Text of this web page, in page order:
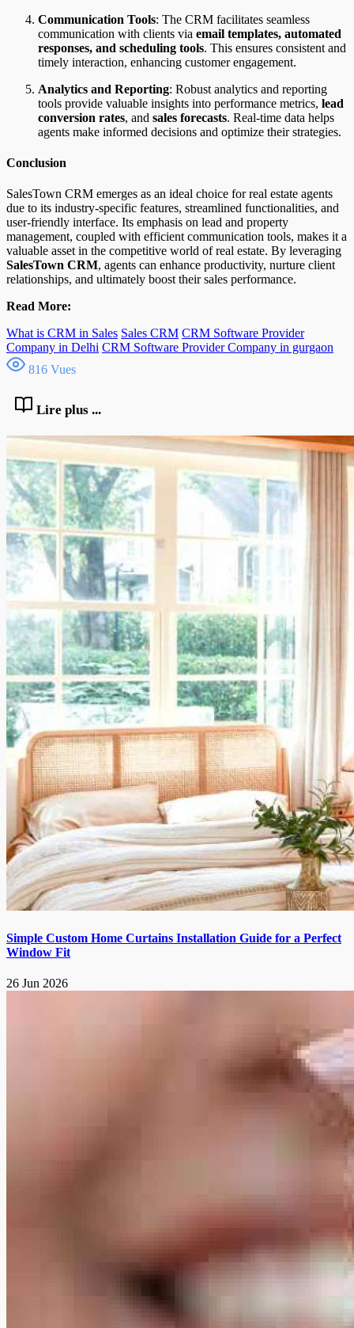
Communication Tools: The CRM facilitates seamless
communication with clients via email templates, automated
responses, and scheduling tools. This ensures consistent and
timely interaction, enhancing customer engagement.
Analytics and Reporting: Robust analytics and reporting
tools provide valuable insights into performance metrics, lead
conversion rates, and sales forecasts. Real-time data helps
agents make informed decisions and optimize their strategies.
Conclusion
SalesTown CRM emerges as an ideal choice for real estate agents
due to its industry-specific features, streamlined functionalities, and
user-friendly interface. Its emphasis on lead and property
management, coupled with efficient communication tools, makes it a
valuable asset in the competitive world of real estate. By leveraging
SalesTown CRM, agents can enhance productivity, nurture client
relationships, and ultimately boost their sales performance.
Read More:
What is CRM in Sales Sales CRM CRM Software Provider
Company in Delhi CRM Software Provider Company in gurgaon
816 Vues
Lire plus ...
Simple Custom Home Curtains Installation Guide for a Perfect
Window Fit
26 Jun 2026